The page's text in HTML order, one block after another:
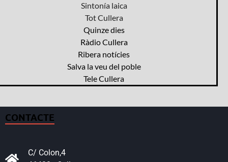
Sintonía laica
Tot Cullera
Quinze dies
Ràdio Cullera
Ribera notícies
Salva la veu del poble
Tele Cullera
CONTACTE
C/ Colon,4